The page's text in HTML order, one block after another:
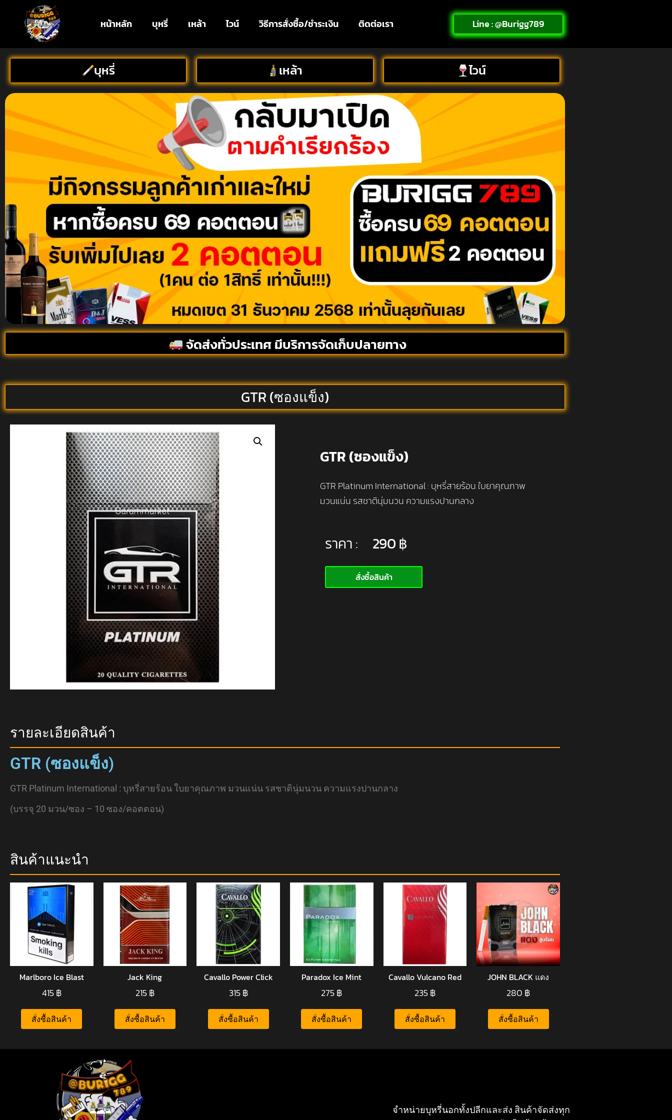
หน้าหลัก บุหรี่ เหล้า ไวน์ วิธีการสั่งซื้อ/ชำระเงิน ติดต่อเรา Line : @Burigg789
บุหรี่ เหล้า ไวน์
จัดส่งทั่วประเทศ มีบริการจัดเก็บปลายทาง
GTR (ซองแข็ง)
GTR (ซองแข็ง)
GTR Platinum International : บุหรี่สายร้อน ใบยาคุณภาพ
มวนแน่น รสชาตินุ่มนวน ความแรงปานกลาง
ราคา : 290฿
สั่งซื้อสินค้า
รายละเอียดสินค้า
GTR (ซองแข็ง)
GTR Platinum International : บุหรี่สายร้อน ใบยาคุณภาพ มวนแน่น รสชาตินุ่มนวน ความแรงปานกลาง
(บรรจุ 20 มวน/ซอง – 10 ซอง/คอตตอน)
สินค้าแนะนำ
Marlboro Ice Blast
415฿
สั่งซื้อสินค้า
Jack King
215฿
สั่งซื้อสินค้า
Cavallo Power Click
315฿
สั่งซื้อสินค้า
Paradox Ice Mint
275฿
สั่งซื้อสินค้า
Cavallo Vulcano Red
235฿
สั่งซื้อสินค้า
JOHN BLACK แดง
280 ฿
สั่งซื้อสินค้า
จำหน่ายบุหรี่นอกทั้งปลีกและส่ง สินค้าจัดส่งทุก